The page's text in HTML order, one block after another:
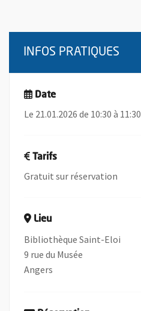
INFOS PRATIQUES
Date
Le 21.01.2026 de 10:30 à 11:30
Tarifs
Gratuit sur réservation
Lieu
Bibliothèque Saint-Eloi
9 rue du Musée
Angers